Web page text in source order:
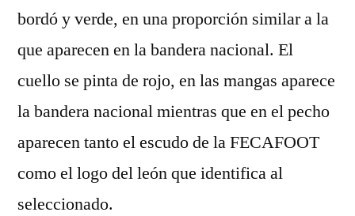
bordó y verde, en una proporción similar a la
que aparecen en la bandera nacional. El
cuello se pinta de rojo, en las mangas aparece
la bandera nacional mientras que en el pecho
aparecen tanto el escudo de la FECAFOOT
como el logo del león que identifica al
seleccionado.